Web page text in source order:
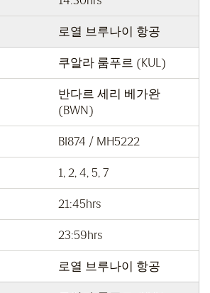
로열 브루나이 항공
쿠알라 룸푸르 (KUL)
반다르 세리 베가완
(BWN)
BI874 / MH5222
1, 2, 4, 5, 7
21:45hrs
23:59hrs
로열 브루나이 항공